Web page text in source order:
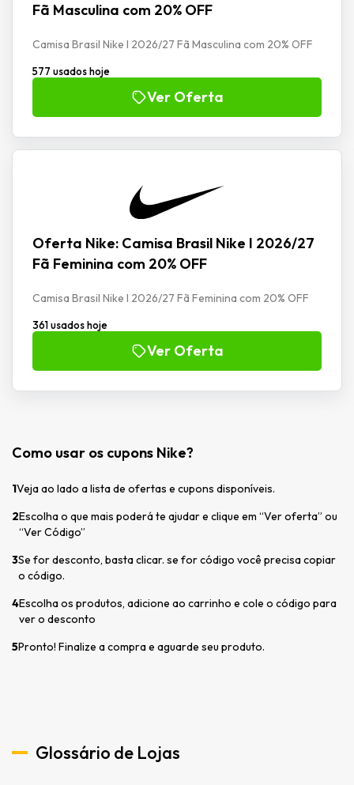
Fã Masculina com 20% OFF
Camisa Brasil Nike I 2026/27 Fã Masculina com 20% OFF
577 usados hoje
Ver Oferta
Oferta Nike: Camisa Brasil Nike I 2026/27
Fã Feminina com 20% OFF
Camisa Brasil Nike I 2026/27 Fã Feminina com 20% OFF
361 usados hoje
Ver Oferta
Como usar os cupons Nike?
1Veja ao lado a lista de ofertas e cupons disponíveis.
2Escolha o que mais poderá te ajudar e clique em “Ver oferta” ou
“Ver Código”
3Se for desconto, basta clicar. se for código você precisa copiar
o código.
4Escolha os produtos, adicione ao carrinho e cole o código para
ver o desconto
5Pronto! Finalize a compra e aguarde seu produto.
Glossário de Lojas